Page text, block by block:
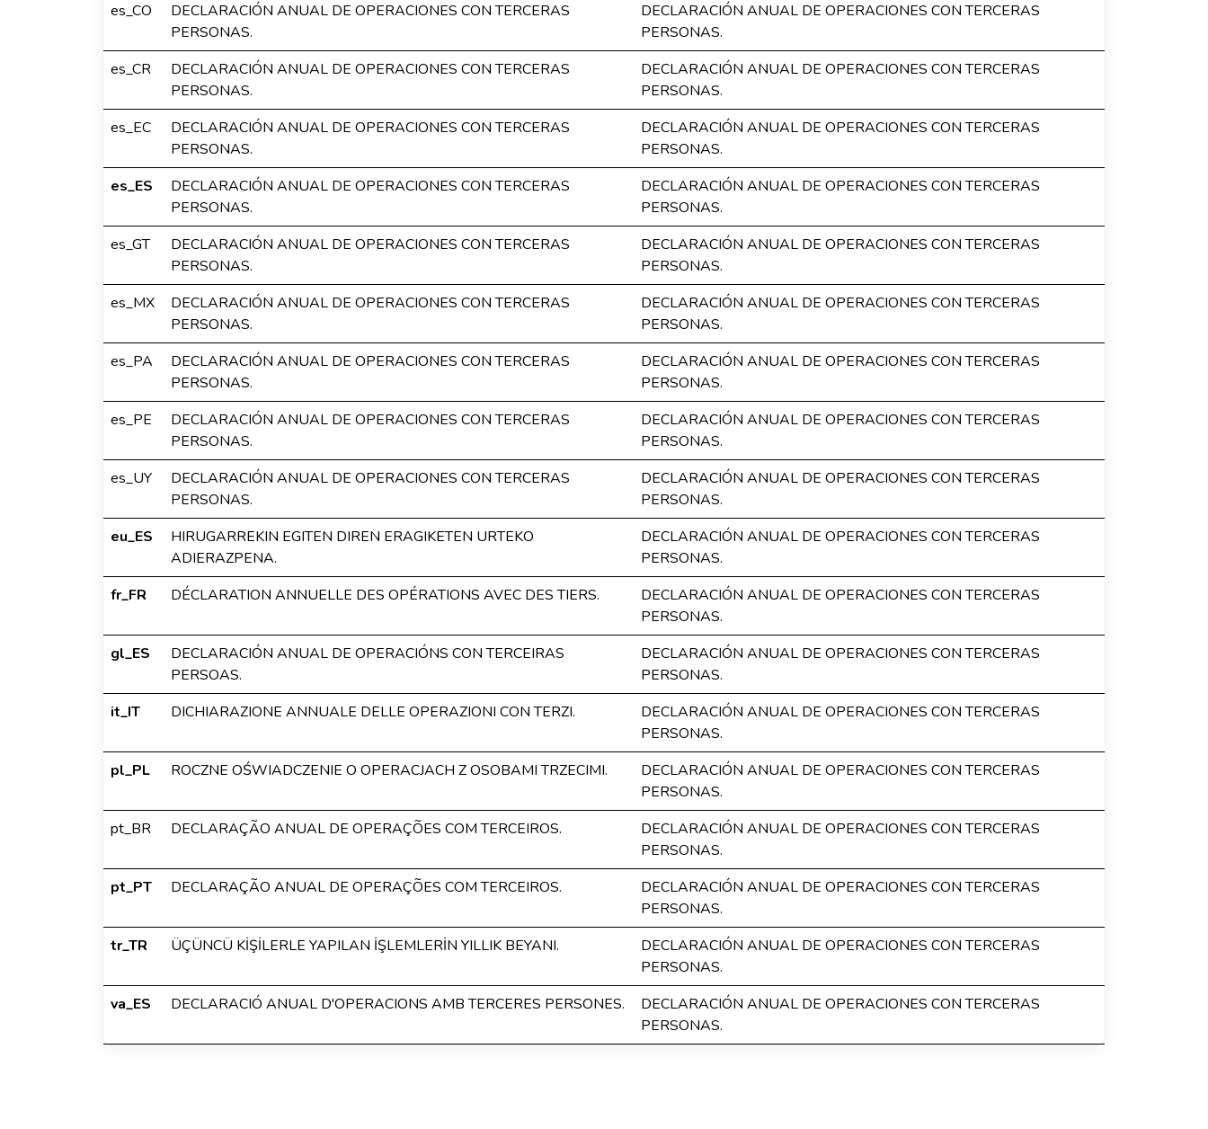
es_CO
DECLARACIÓN ANUAL DE OPERACIONES CON TERCERAS
PERSONAS.
DECLARACIÓN ANUAL DE OPERACIONES CON TERCERAS
PERSONAS.
es_CR
DECLARACIÓN ANUAL DE OPERACIONES CON TERCERAS
PERSONAS.
DECLARACIÓN ANUAL DE OPERACIONES CON TERCERAS
PERSONAS.
es_EC
DECLARACIÓN ANUAL DE OPERACIONES CON TERCERAS
PERSONAS.
DECLARACIÓN ANUAL DE OPERACIONES CON TERCERAS
PERSONAS.
es_ES
DECLARACIÓN ANUAL DE OPERACIONES CON TERCERAS
PERSONAS.
DECLARACIÓN ANUAL DE OPERACIONES CON TERCERAS
PERSONAS.
es_GT
DECLARACIÓN ANUAL DE OPERACIONES CON TERCERAS
PERSONAS.
DECLARACIÓN ANUAL DE OPERACIONES CON TERCERAS
PERSONAS.
es_MX
DECLARACIÓN ANUAL DE OPERACIONES CON TERCERAS
PERSONAS.
DECLARACIÓN ANUAL DE OPERACIONES CON TERCERAS
PERSONAS.
es_PA
DECLARACIÓN ANUAL DE OPERACIONES CON TERCERAS
PERSONAS.
DECLARACIÓN ANUAL DE OPERACIONES CON TERCERAS
PERSONAS.
es_PE
DECLARACIÓN ANUAL DE OPERACIONES CON TERCERAS
PERSONAS.
DECLARACIÓN ANUAL DE OPERACIONES CON TERCERAS
PERSONAS.
es_UY
DECLARACIÓN ANUAL DE OPERACIONES CON TERCERAS
PERSONAS.
DECLARACIÓN ANUAL DE OPERACIONES CON TERCERAS
PERSONAS.
eu_ES
HIRUGARREKIN EGITEN DIREN ERAGIKETEN URTEKO
ADIERAZPENA.
DECLARACIÓN ANUAL DE OPERACIONES CON TERCERAS
PERSONAS.
fr_FR
DÉCLARATION ANNUELLE DES OPÉRATIONS AVEC DES TIERS.
DECLARACIÓN ANUAL DE OPERACIONES CON TERCERAS
PERSONAS.
gl_ES
DECLARACIÓN ANUAL DE OPERACIÓNS CON TERCEIRAS
PERSOAS.
DECLARACIÓN ANUAL DE OPERACIONES CON TERCERAS
PERSONAS.
it_IT
DICHIARAZIONE ANNUALE DELLE OPERAZIONI CON TERZI.
DECLARACIÓN ANUAL DE OPERACIONES CON TERCERAS
PERSONAS.
pl_PL
ROCZNE OŚWIADCZENIE O OPERACJACH Z OSOBAMI TRZECIMI.
DECLARACIÓN ANUAL DE OPERACIONES CON TERCERAS
PERSONAS.
pt_BR
DECLARAÇÃO ANUAL DE OPERAÇÕES COM TERCEIROS.
DECLARACIÓN ANUAL DE OPERACIONES CON TERCERAS
PERSONAS.
pt_PT
DECLARAÇÃO ANUAL DE OPERAÇÕES COM TERCEIROS.
DECLARACIÓN ANUAL DE OPERACIONES CON TERCERAS
PERSONAS.
tr_TR
ÜÇÜNCÜ KİŞİLERLE YAPILAN İŞLEMLERİN YILLIK BEYANI.
DECLARACIÓN ANUAL DE OPERACIONES CON TERCERAS
PERSONAS.
va_ES
DECLARACIÓ ANUAL D'OPERACIONS AMB TERCERES PERSONES.
DECLARACIÓN ANUAL DE OPERACIONES CON TERCERAS
PERSONAS.